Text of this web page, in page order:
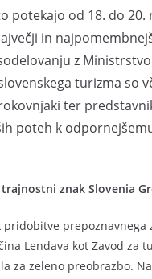
potekajo od 18. do
in
z
turizma so
ter
poteh k
znak Slovenia
pridobitve
Lendava kot Zavod za
za zeleno preobrazbo.